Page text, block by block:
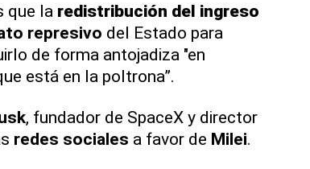
que la redistribución del ingreso
represivo del Estado para
de forma antojadiza "en
está en la poltrona”.
, fundador de SpaceX y director
redes sociales a favor de Milei.